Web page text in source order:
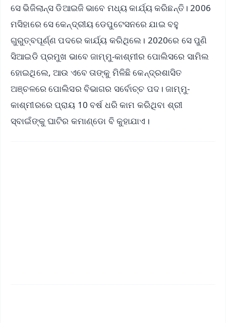
ସେ ଭିଜିଲାନ୍ସ ଡିଆଇଜି ଭାବେ ମଧ୍ୟ କାର୍ଯ୍ୟ କରିଛନ୍ତି। 2006
ମସିହାରେ ସେ କେନ୍ଦ୍ରୀୟ ଡେପୁଟେସନରେ ଯାଇ ବହୁ
ଗୁରୁତ୍ବପୂର୍ଣ୍ଣ ପଦରେ କାର୍ଯ୍ୟ କରିଥିଲେ। 2020ରେ ସେ ପୁଣି
ସିଆଇଡି ପ୍ରମୁଖ ଭାବେ ଜାମ୍ମୁ-କାଶ୍ମୀର ପୋଲିସରେ ସାମିଲ
ହୋଇଥିଲେ, ଆଉ ଏବେ ତାଙ୍କୁ ମିଳିଛି କେନ୍ଦ୍ରଶାସିତ
ଅଞ୍ଚଳରେ ପୋଲିସର ବିଭାଗର ସର୍ବୋଚ୍ଚ ପଦ। ଜାମ୍ମୁ-
କାଶ୍ମୀରରେ ପ୍ରାୟ 10 ବର୍ଷ ଧରି କାମ କରିଥିବା ଶ୍ରୀ
ସ୍ବାଇଁଙ୍କୁ ଘାଟିର କମାଣ୍ଡୋ ବି କୁହାଯାଏ।